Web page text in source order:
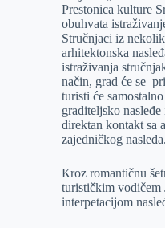
r
n
A
p
p
i
l
Prestonica kulture
obuhvata
Stručnjaci iz
arhitektonska
istraživanja
način, grad će se
turisti će
graditeljsko
direktan kontakt sa
zajedničkog nasleđa.
Кroz romantičnu
turističkim vodičem
interpetacijom